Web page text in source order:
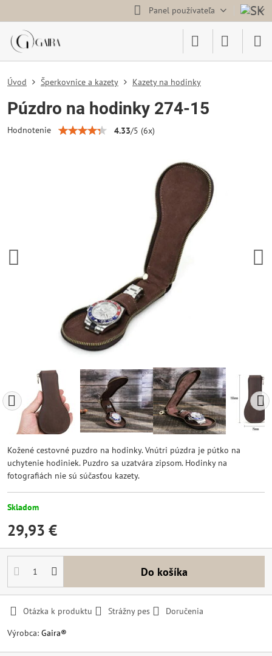
Panel používateľa
Úvod Šperkovnice a kazety Kazety na hodinky
Púzdro na hodinky 274-15
Hodnotenie 4.33/5 (6x)
Kožené cestovné puzdro na hodinky. Vnútri púzdra je pútko na
uchytenie hodiniek. Puzdro sa uzatvára zipsom. Hodinky na
fotografiách nie sú súčasťou kazety.
Skladom
29,93 €
Do košíka
Otázka k produktu Strážny pes
Doručenia
Výrobca: Gaira®